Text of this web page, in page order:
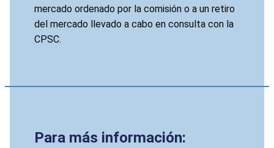
mercado ordenado por la comisión o a un retiro
del mercado llevado a cabo en consulta con la
CPSC.
Para más información: